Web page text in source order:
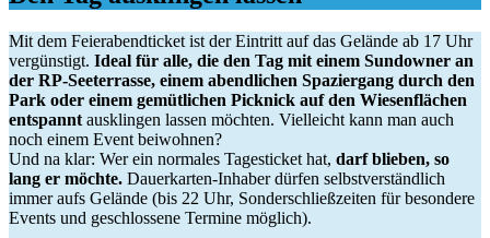
Mit dem Feierabendticket ist der Eintritt auf das Gelände ab 17 Uhr
vergünstigt. Ideal für alle, die den Tag mit einem Sundowner an
der RP-Seeterrasse, einem abendlichen Spaziergang durch den
Park oder einem gemütlichen Picknick auf den Wiesenflächen
entspannt ausklingen lassen möchten. Vielleicht kann man auch
noch einem Event beiwohnen?
Und na klar: Wer ein normales Tagesticket hat, darf blieben, so
lang er möchte. Dauerkarten-Inhaber dürfen selbstverständlich
immer aufs Gelände (bis 22 Uhr, Sonderschließzeiten für besondere
Events und geschlossene Termine möglich).